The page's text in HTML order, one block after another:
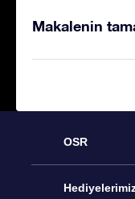
Makalenin
OSR
Hizmet